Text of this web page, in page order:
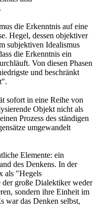
die Erkenntnis auf eine
Hegel, dessen objektiver
subjektiven Idealismus
die Erkenntnis ein
Von diesen Phasen
und beschränkt
sofort in eine Reihe von
Objekt nicht als
Prozess des ständigen
umgewandelt
Elemente: ein
des Denkens. In der
als "Hegels
der große Dialektiker weder
sondern ihre Einheit im
war das Denken selbst,